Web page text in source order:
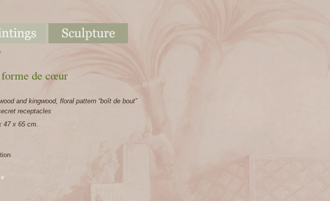
de cœur
and kingwood, floral pattern “boît de bout”
receptacles
47 x 65 cm.